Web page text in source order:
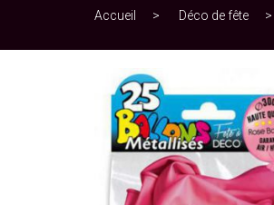
Accueil Déco de fête